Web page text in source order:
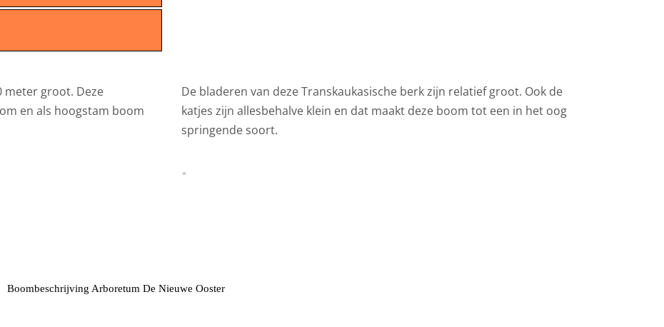
meter groot. Deze
en als hoogstam boom
De bladeren van deze Transkaukasische berk zijn relatief groot. Ook de
katjes zijn allesbehalve klein en dat maakt deze boom tot een in het oog
springende soort.
Boombeschrijving Arboretum De Nieuwe Ooster